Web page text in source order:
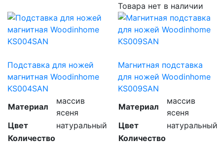
Товара нет в наличии
Подставка для ножей
магнитная Woodinhome
KS004SAN
Материал
массив
ясеня
Цвет
натуральный
Количество
Магнитная подставка
для ножей Woodinhome
KS009SAN
Материал
массив
ясеня
Цвет
натуральный
Количество